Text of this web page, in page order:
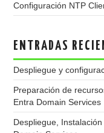
Configuración NTP
ENTRADAS
Despliegue y
Preparación de
Entra Domain Services
Despliegue,